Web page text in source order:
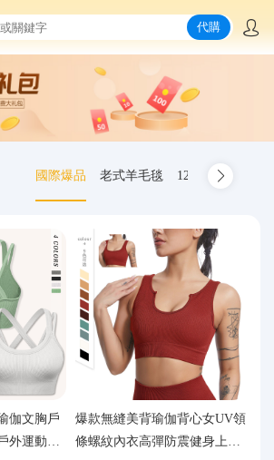
代購
國際爆品 老式羊毛毯 12.00-20 truck
伽文胸戶
外運動瑜
爆款無縫美背瑜伽背心女UV領
條螺紋內衣高彈防震健身上裝